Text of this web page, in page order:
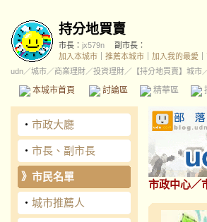
持分地買賣
市長： jx579n
副市長：
加入本城市
推薦本城市 加入我的最愛
udn／城市／商業理財／投資理財／ 【持分地買賣】城市
本城市首頁 討論區 精華區
‧ 市政大廳
‧ 市長、副市長
》 市民名單
‧ 城市推薦人
市政中心／